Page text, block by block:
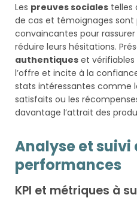
Les preuves sociales telles
de cas et témoignages
convaincantes pour
réduire leurs hésitations.
authentiques et
l’offre et incite à la
stats intéressantes comme
satisfaits ou les
davantage l’attrait des
Analyse et suivi
performances
KPI et métriques à